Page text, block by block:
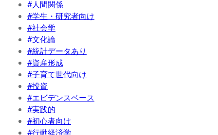
#人間関係
#学生・研究者向け
#社会学
#文化論
#統計データあり
#資産形成
#子育て世代向け
#投資
#エビデンスベース
#実践的
#初心者向け
#行動経済学